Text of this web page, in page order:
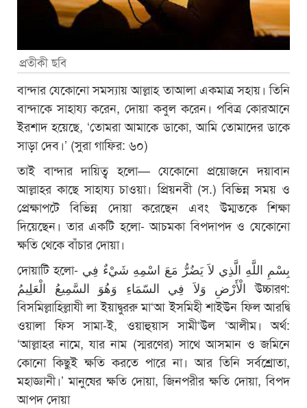
প্রতীকী ছবি
বান্দার যেকোনো সমস্যায় আল্লাহ তাআলা একমাত্র সহায়। তিনি
বান্দাকে সাহায্য করেন, দোয়া কবুল করেন। পবিত্র কোরআনে
ইরশাদ হয়েছে, ‘তোমরা আমাকে ডাকো, আমি তোমাদের ডাকে
সাড়া দেব।’ (সুরা গাফির: ৬০)
তাই বান্দার দায়িত্ব হলো— যেকোনো প্রয়োজনে দয়াবান
আল্লাহর কাছে সাহায্য চাওয়া। প্রিয়নবী (স.) বিভিন্ন সময় ও
প্রেক্ষাপটে বিভিন্ন দোয়া করেছেন এবং উম্মতকে শিক্ষা
দিয়েছেন। তার একটি হলো- আচমকা বিপদাপদ ও যেকোনো
ক্ষতি থেকে বাঁচার দোয়া।
দোয়াটি হলো- بِسْمِ اللَّهِ الَّذِي لاَ يَضُرُّ مَعَ اسْمِهِ شَيْءٌ فِي
الْأَرْضِ وَلاَ فِي السّمَاءِ وَهُوَ السَّمِيعُ الْعَلِيمُ উচ্চারণ:
বিসমিল্লাহিল্লাযী লা ইয়াদ্বুররু মা‘আ ইসমিহী শাইউন ফিল আরদ্বি
ওয়ালা ফিস সামা-ই, ওয়াহুয়াস সামী‘উল ‘আলীম। অর্থ:
‘আল্লাহর নামে, যার নাম (স্মরণের) সাথে আসমান ও জমিনে
কোনো কিছুই ক্ষতি করতে পারে না। আর তিনি সর্বশ্রোতা,
মহাজ্ঞানী।’ মানুষের ক্ষতি দোয়া, জিনপরীর ক্ষতি দোয়া, বিপদ
আপদ দোয়া